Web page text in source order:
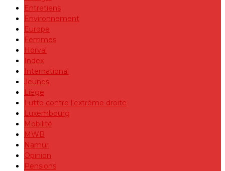
Entretiens
Environnement
Europe
Femmes
Horval
Index
International
Jeunes
Liège
Lutte contre l'extrême droite
Luxembourg
Mobilité
MWB
Namur
Opinion
Pensions